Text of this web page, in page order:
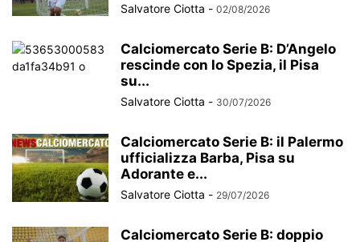
Salvatore Ciotta - 02/08/2026
Calciomercato Serie B: D’Angelo
rescinde con lo Spezia, il Pisa
su...
Salvatore Ciotta - 30/07/2026
Calciomercato Serie B: il Palermo
ufficializza Barba, Pisa su
Adorante e...
Salvatore Ciotta - 29/07/2026
Calciomercato Serie B: doppio